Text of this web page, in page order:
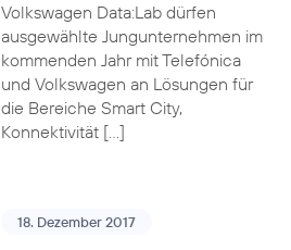
Volkswagen Data:Lab dürfen
ausgewählte Jungunternehmen im
kommenden Jahr mit Telefónica
und Volkswagen an Lösungen für
die Bereiche Smart City,
Konnektivität […]
18. Dezember 2017